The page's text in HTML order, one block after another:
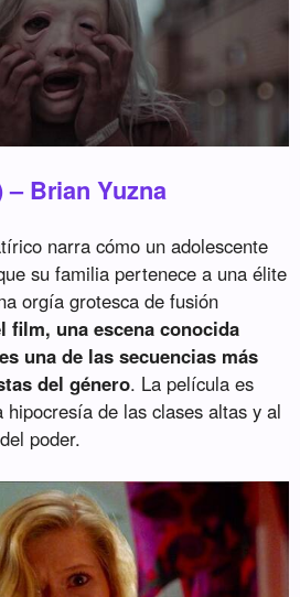
– Brian Yuzna
narra cómo un adolescente
su familia pertenece a una élite
orgía grotesca de fusión
film, una escena conocida
una de las secuencias más
del género. La película es
de las clases altas y al
poder.